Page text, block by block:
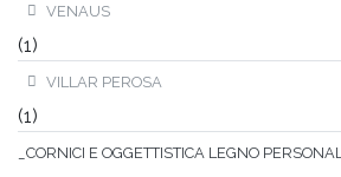
VENAUS
(1)
VILLAR PEROSA
(1)
_CORNICI E OGGETTISTICA LEGNO